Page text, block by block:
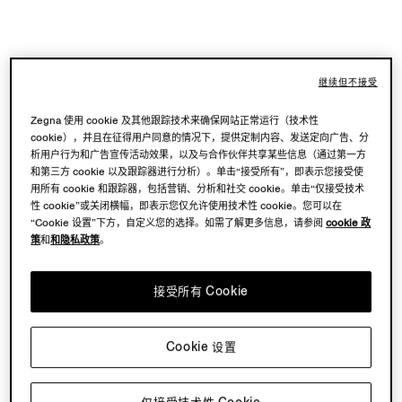
Zegna 使用 cookie 及其他跟踪技术来确保网站正常运行（技术性
cookie），并且在征得用户同意的情况下，提供定制内容、发送定向广告、分
析用户行为和广告宣传活动效果，以及与合作伙伴共享某些信息（通过第一方
和第三方 cookie 以及跟踪器进行分析）。单击“接受所有”，即表示您接受使
用所有 cookie 和跟踪器，包括营销、分析和社交 cookie。单击“仅接受技术
性 cookie”或关闭横幅，即表示您仅允许使用技术性 cookie。您可以在
“Cookie 设置”下方，自定义您的选择。如需了解更多信息，请参阅cookie 政
策和和隐私政策。
接受所有 Cookie
Cookie 设置
继续但不接受